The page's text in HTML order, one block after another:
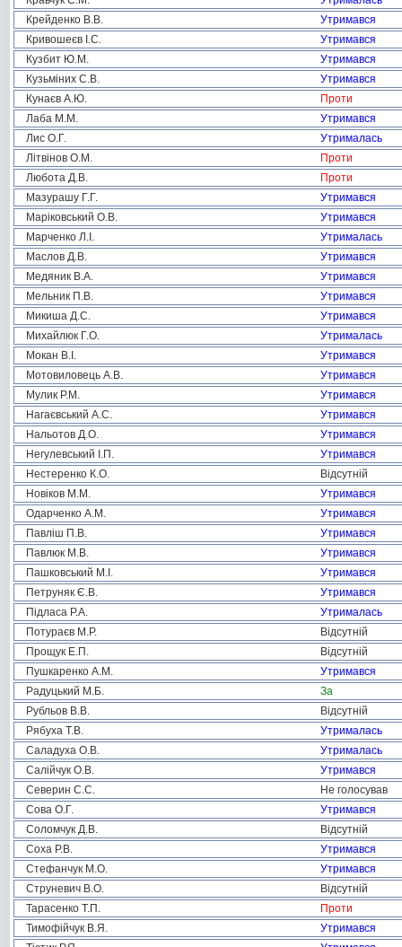
Крейденко В.В.
Утримався
Кривошеєв І.С.
Утримався
Кузбит Ю.М.
Утримався
Кузьміних С.В.
Утримався
Кунаєв А.Ю.
Проти
Лаба М.М.
Утримався
Лис О.Г.
Утрималась
Літвінов О.М.
Проти
Любота Д.В.
Проти
Мазурашу Г.Г.
Утримався
Маріковський О.В.
Утримався
Марченко Л.І.
Утрималась
Маслов Д.В.
Утримався
Медяник В.А.
Утримався
Мельник П.В.
Утримався
Микиша Д.С.
Утримався
Михайлюк Г.О.
Утрималась
Мокан В.І.
Утримався
Мотовиловець А.В.
Утримався
Мулик Р.М.
Утримався
Нагаєвський А.С.
Утримався
Нальотов Д.О.
Утримався
Негулевський І.П.
Утримався
Нестеренко К.О.
Відсутній
Новіков М.М.
Утримався
Одарченко А.М.
Утримався
Павліш П.В.
Утримався
Павлюк М.В.
Утримався
Пашковський М.І.
Утримався
Петруняк Є.В.
Утримався
Підласа Р.А.
Утрималась
Потураєв М.Р.
Відсутній
Прощук Е.П.
Відсутній
Пушкаренко А.М.
Утримався
Радуцький М.Б.
За
Рубльов В.В.
Відсутній
Рябуха Т.В.
Утрималась
Саладуха О.В.
Утрималась
Салійчук О.В.
Утримався
Северин С.С.
Не голосував
Сова О.Г.
Утримався
Соломчук Д.В.
Відсутній
Соха Р.В.
Утримався
Стефанчук М.О.
Утримався
Струневич В.О.
Відсутній
Тарасенко Т.П.
Проти
Тимофійчук В.Я.
Утримався